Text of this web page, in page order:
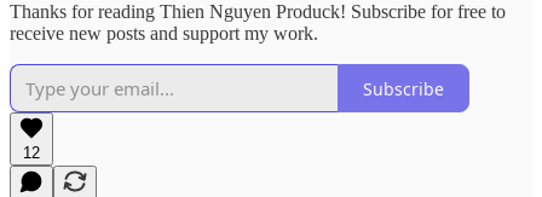
Thanks for reading Thien Nguyen Produck! Subscribe for free to
receive new posts and support my work.
Subscribe
12